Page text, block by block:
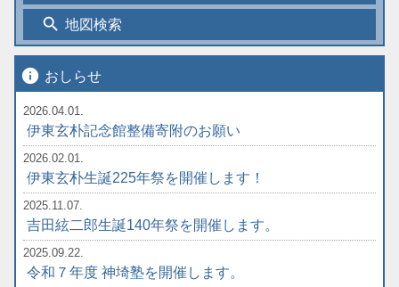
search 地図検索
info おしらせ
2026.04.01.
伊東玄朴記念館整備寄附のお願い
2026.02.01.
伊東玄朴生誕225年祭を開催します！
2025.11.07.
吉田絃二郎生誕140年祭を開催します。
2025.09.22.
令和７年度 神埼塾を開催します。